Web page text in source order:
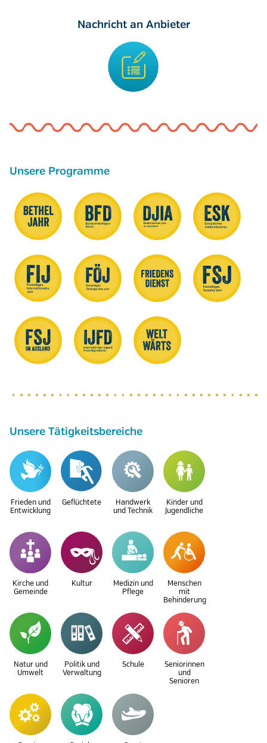
Nachricht an Anbieter
Unsere Programme
Unsere Tätigkeitsbereiche
Frieden und
Entwicklung
Geflüchtete
Handwerk
und Technik
Kinder und
Jugendliche
Kirche und
Gemeinde
Kultur
Medizin und
Pflege
Menschen
mit
Behinderung
Natur und
Umwelt
Politik und
Verwaltung
Schule
Seniorinnen
und
Senioren